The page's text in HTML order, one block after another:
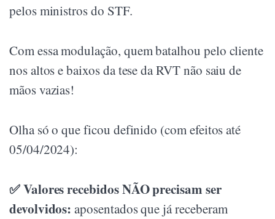
pelos ministros do STF.
Com essa modulação, quem batalhou pelo cliente
nos altos e baixos da tese da RVT não saiu de
mãos vazias!
Olha só o que ficou definido (com efeitos até
05/04/2024):
✅ Valores recebidos NÃO precisam ser
devolvidos: aposentados que já receberam